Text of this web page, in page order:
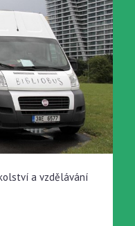
a vzdělávání